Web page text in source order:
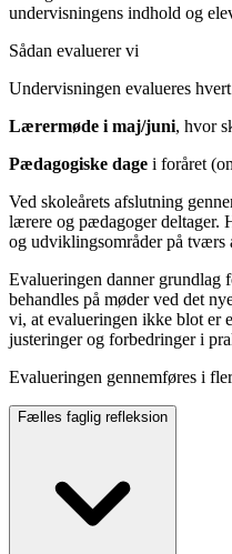
undervisningens indhold og
Sådan evaluerer vi
Undervisningen evalueres
Lærermøde i maj/juni, hvor
Pædagogiske dage i foråret
Ved skoleårets afslutning
lærere og pædagoger deltager.
og udviklingsområder på tværs
Evalueringen danner grundlag
behandles på møder ved det
vi, at evalueringen ikke blot er
justeringer og forbedringer i
Evalueringen gennemføres i
Fælles faglig refleksion